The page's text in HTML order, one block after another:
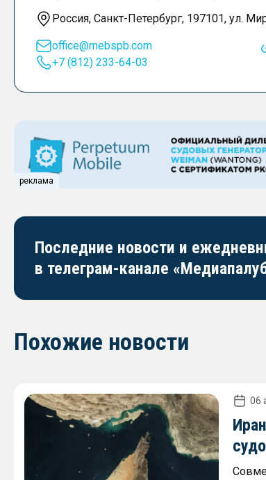
Россия, Санкт-Петербург, 197101, ул.
office@mebspb.com
+7 (812) 233-64-03
реклама
Последние новости и
в телеграм-канале
Похожие новости
06